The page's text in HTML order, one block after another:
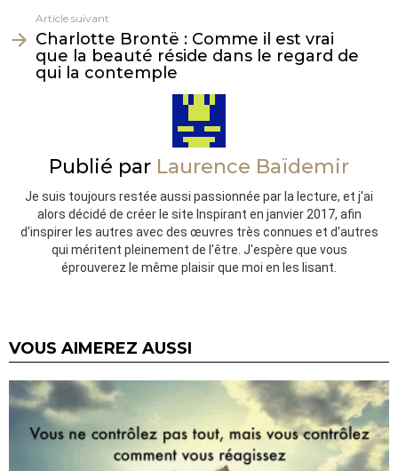
Article suivant
Charlotte Brontë : Comme il est vrai
que la beauté réside dans le regard de
qui la contemple
Publié par Laurence Baïdemir
Je suis toujours restée aussi passionnée par la lecture, et j'ai
alors décidé de créer le site Inspirant en janvier 2017, afin
d'inspirer les autres avec des œuvres très connues et d'autres
qui méritent pleinement de l'être. J'espère que vous
éprouverez le même plaisir que moi en les lisant.
VOUS AIMEREZ AUSSI